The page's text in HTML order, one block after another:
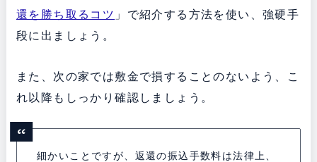
還を勝ち取るコツ 」で紹介する方法を使い、強硬手
段に出ましょう。
また、次の家では敷金で損することのないよう、こ
れ以降もしっかり確認しましょう。
細かいことですが、返還の振込手数料は法律上、